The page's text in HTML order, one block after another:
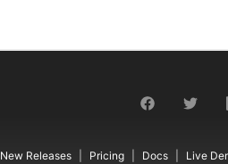
New Releases Pricing Docs Live